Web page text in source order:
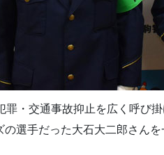
罪・交通事故抑止を広く呼び
の選手だった大石大二郎さん